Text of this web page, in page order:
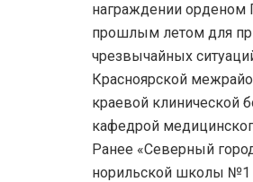
награждении орденом
прошлым летом для
чрезвычайных
Красноярской
краевой клинической
кафедрой
Ранее «Северный
норильской школы №1